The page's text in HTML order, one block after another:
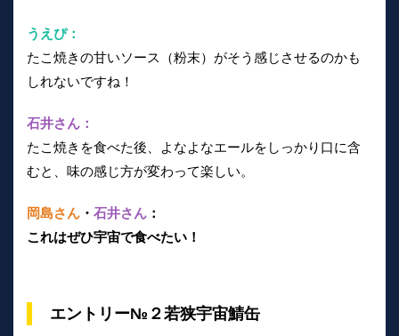
うえぴ：
たこ焼きの甘いソース（粉末）がそう感じさせるのかも
しれないですね！
石井さん：
たこ焼きを食べた後、よなよなエールをしっかり口に含
むと、味の感じ方が変わって楽しい。
岡島さん ・ 石井さん ：
これはぜひ宇宙で食べたい！
エントリー№２若狭宇宙鯖缶